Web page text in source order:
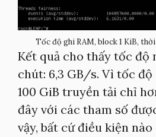
Tốc độ ghi RAM, block 1 KiB,
Kết quả cho thấy tốc độ
chút: 6,3 GB/s. Vì tốc độ
100 GiB truyền tải chỉ
đây với các tham số
vậy, bất cứ điều kiện